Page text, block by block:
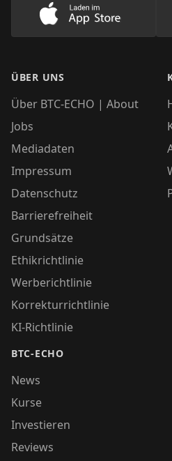
Lade unsere
ÜBER UNS
Über BTC-ECHO | About
Jobs
Mediadaten
Impressum
Datenschutz
Barrierefreiheit
Grundsätze
Ethikrichtlinie
Werberichtlinie
Korrekturrichtlinie
KI-Richtlinie
BTC-ECHO
News
Kurse
Investieren
Reviews